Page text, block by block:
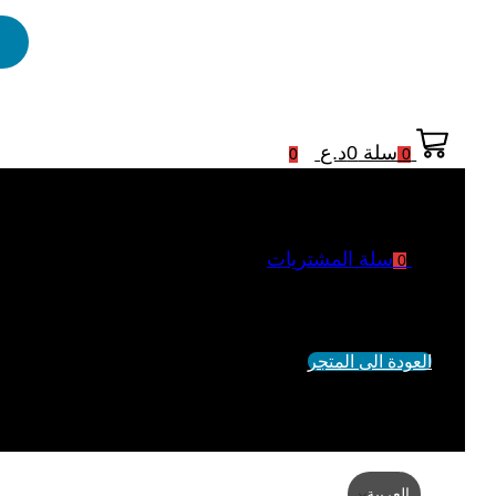
0 سلة 0د.ع 0
0 سلة المشتريات
العودة الى المتجر